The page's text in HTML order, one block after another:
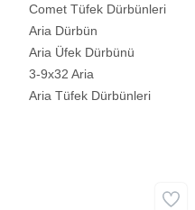
Comet Tüfek Dürbünleri
Aria Dürbün
Aria Üfek Dürbünü
3-9x32 Aria
Aria Tüfek Dürbünleri